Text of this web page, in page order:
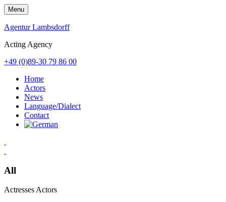
Skip
to
content
Menu
Agentur Lambsdorff
Acting Agency
+49 (0)89-30 79 86 00
Home
Actors
News
Language/Dialect
Contact
All
ActressesActors